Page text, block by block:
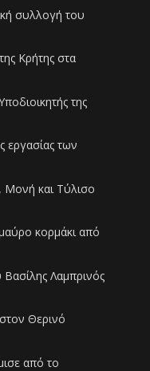
συλλογή του
Κρήτης στα
της
εργασίας των
Μονή και Τύλισο
κορμάκι από
Λαμπρινός
Θερινό
από το